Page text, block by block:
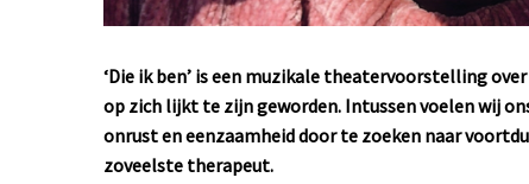
‘Die ik ben’ is een muzikale theatervoorstelling
op zich lijkt te zijn geworden. Intussen voelen wij
onrust en eenzaamheid door te zoeken naar
zoveelste therapeut.